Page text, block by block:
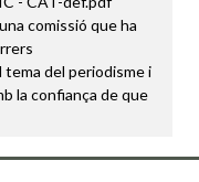
comissió que ha
tema del periodisme i
la confiança de que